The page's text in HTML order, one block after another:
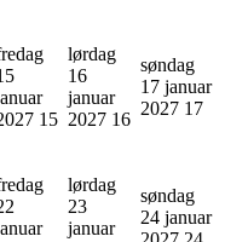
15
lørdag
16
januar
2027 16
søndag
17 januar
2027 17
lørdag
23
januar
søndag
24 januar